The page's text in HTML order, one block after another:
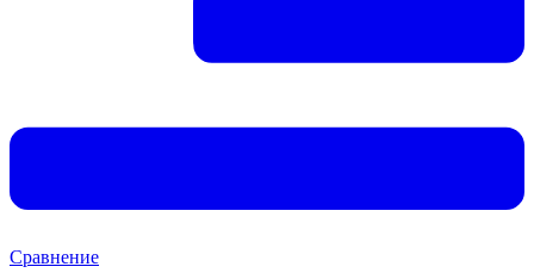
Сравнение